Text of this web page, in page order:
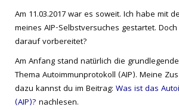
Am 11.03.2017 war es soweit. Ich habe mit
meines AIP-Selbstversuches gestartet.
darauf vorbereitet?
Am Anfang stand natürlich die
Thema Autoimmunprotokoll (AIP). Meine
dazu kannst du im Beitrag: Was ist das
(AIP)? nachlesen.